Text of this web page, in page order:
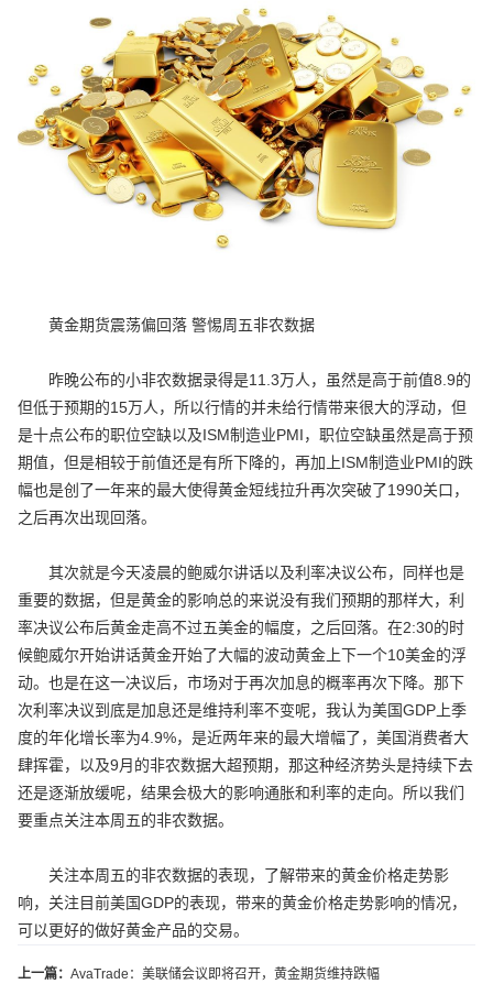
黄金期货震荡偏回落 警惕周五非农数据
昨晚公布的小非农数据录得是11.3万人，虽然是高于前值8.9的
但低于预期的15万人，所以行情的并未给行情带来很大的浮动，但
是十点公布的职位空缺以及ISM制造业PMI，职位空缺虽然是高于预
期值，但是相较于前值还是有所下降的，再加上ISM制造业PMI的跌
幅也是创了一年来的最大使得黄金短线拉升再次突破了1990关口，
之后再次出现回落。
其次就是今天凌晨的鲍威尔讲话以及利率决议公布，同样也是
重要的数据，但是黄金的影响总的来说没有我们预期的那样大，利
率决议公布后黄金走高不过五美金的幅度，之后回落。在2:30的时
候鲍威尔开始讲话黄金开始了大幅的波动黄金上下一个10美金的浮
动。也是在这一决议后，市场对于再次加息的概率再次下降。那下
次利率决议到底是加息还是维持利率不变呢，我认为美国GDP上季
度的年化增长率为4.9%，是近两年来的最大增幅了，美国消费者大
肆挥霍，以及9月的非农数据大超预期，那这种经济势头是持续下去
还是逐渐放缓呢，结果会极大的影响通胀和利率的走向。所以我们
要重点关注本周五的非农数据。
关注本周五的非农数据的表现，了解带来的黄金价格走势影
响，关注目前美国GDP的表现，带来的黄金价格走势影响的情况，
可以更好的做好黄金产品的交易。
上一篇： AvaTrade：美联储会议即将召开，黄金期货维持跌幅